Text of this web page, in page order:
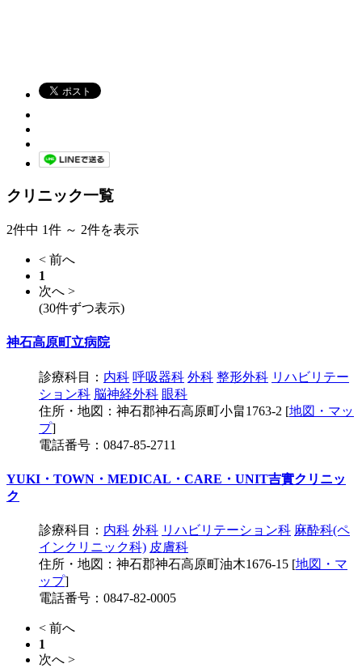
クリニック一覧
2件中 1件 ～ 2件を表示
< 前へ
1
次へ >
(30件ずつ表示)
神石高原町立病院
診療科目： 内科 呼吸器科 外科 整形外科 リハビリテー
ション科 脳神経外科 眼科
住所・地図：神石郡神石高原町小畠1763-2 [地図・マッ
プ]
電話番号：0847-85-2711
YUKI・TOWN・MEDICAL・CARE・UNIT吉實クリニッ
ク
診療科目： 内科 外科 リハビリテーション科 麻酔科(ペ
インクリニック科) 皮膚科
住所・地図：神石郡神石高原町油木1676-15 [地図・マ
ップ]
電話番号：0847-82-0005
< 前へ
1
次へ >